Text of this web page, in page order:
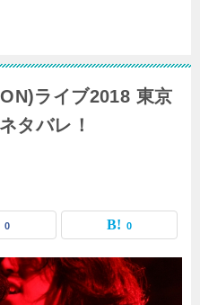
ライブ2018 東京
タバレ！
0 0